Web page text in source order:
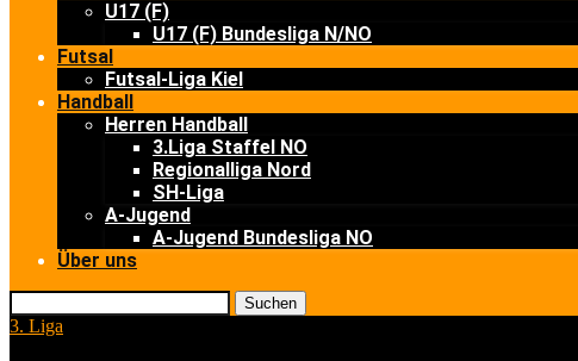
U17 (F)
U17 (F) Bundesliga N/NO
Futsal
Futsal-Liga Kiel
Handball
Herren Handball
3.Liga Staffel NO
Regionalliga Nord
SH-Liga
A-Jugend
A-Jugend Bundesliga NO
Über uns
Suchen
3. Liga